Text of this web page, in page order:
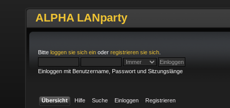
ALPHA LANparty
Bitte loggen sie sich ein oder registrieren sie sich
Einloggen mit Benutzername, Passwort und Sitzungslänge
Übersicht Hilfe Suche Einloggen Registrieren